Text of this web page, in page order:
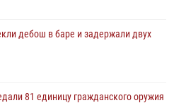
дебош в баре и задержали двух
81 единицу гражданского оружия